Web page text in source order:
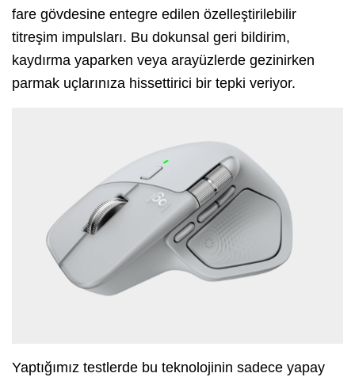
fare gövdesine entegre edilen özelleştirilebilir
titreşim impulsları. Bu dokunsal geri bildirim,
kaydırma yaparken veya arayüzlerde gezinirken
parmak uçlarınıza hissettirici bir tepki veriyor.
Yaptığımız testlerde bu teknolojinin sadece yapay